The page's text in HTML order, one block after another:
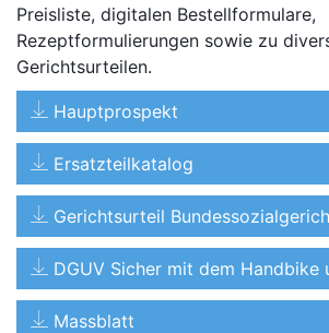
Preisliste, digitalen Bestellformulare,
Rezeptformulierungen sowie zu
Gerichtsurteilen.
Hauptprospekt
Ersatzteilkatalog
Gerichtsurteil
DGUV Sicher mit dem Handbike
Massblatt